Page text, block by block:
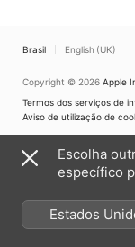
Brasil English (UK)
Copyright © 2026 Apple
Termos dos serviços de
Aviso de utilização de
Escolha
específico
Estados
(Português